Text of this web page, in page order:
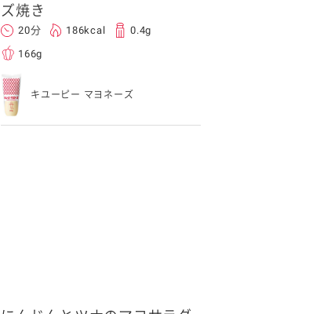
ズ焼き
20分 186kcal
0.4g
166g
キユーピー マヨネーズ